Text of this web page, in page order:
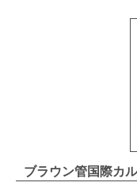
ブラウン管国際カ